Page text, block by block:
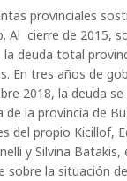
provinciales
Al cierre de 2015,
deuda total
En tres años de
2018, la deuda
de la provincia de
del propio Kicillof,
y Silvina
sobre la situación